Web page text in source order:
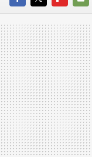
FACEBOOKTWITTERFLIPBOARD
E-
MAIL